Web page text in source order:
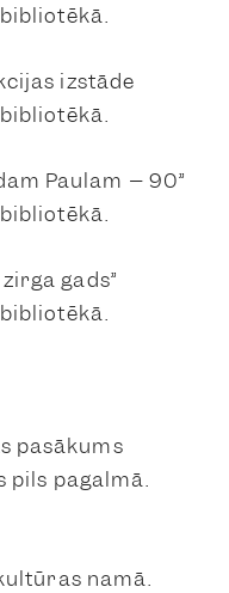
izstāde
Paulam – 90”
gads”
pasākums
pils pagalmā.
namā.